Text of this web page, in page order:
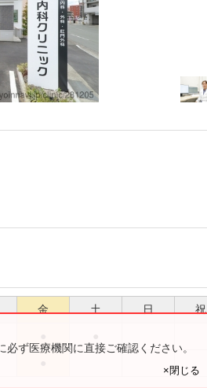
金 土 日 祝
ず医療機関に直接ご確認ください。
×閉じる